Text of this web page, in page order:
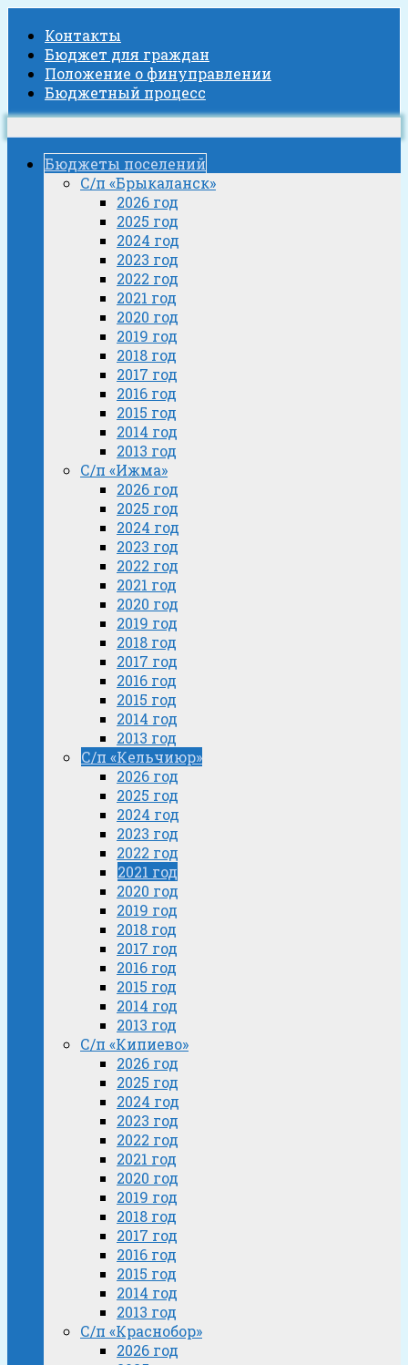
Контакты
Бюджет для граждан
Положение о финуправлении
Бюджетный процесс
Бюджеты поселений
С/п «Брыкаланск»
2026 год
2025 год
2024 год
2023 год
2022 год
2021 год
2020 год
2019 год
2018 год
2017 год
2016 год
2015 год
2014 год
2013 год
С/п «Ижма»
2026 год
2025 год
2024 год
2023 год
2022 год
2021 год
2020 год
2019 год
2018 год
2017 год
2016 год
2015 год
2014 год
2013 год
С/п «Кельчиюр»
2026 год
2025 год
2024 год
2023 год
2022 год
2021 год
2020 год
2019 год
2018 год
2017 год
2016 год
2015 год
2014 год
2013 год
С/п «Кипиево»
2026 год
2025 год
2024 год
2023 год
2022 год
2021 год
2020 год
2019 год
2018 год
2017 год
2016 год
2015 год
2014 год
2013 год
С/п «Краснобор»
2026 год